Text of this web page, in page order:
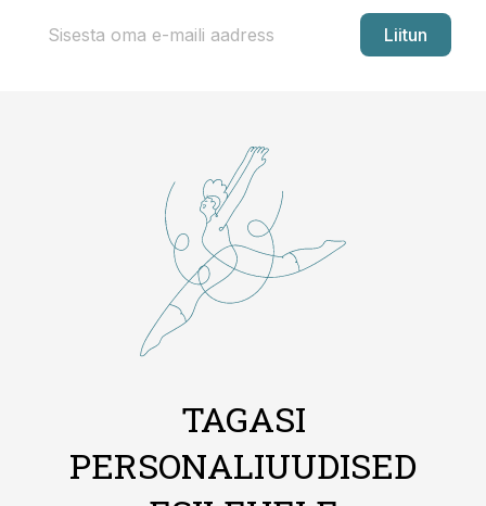
Liitun
TAGASI
PERSONALIUUDISED